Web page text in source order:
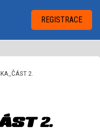
REGISTRACE
2.
2.